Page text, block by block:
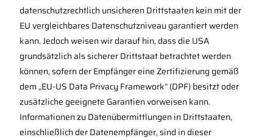
datenschutzrechtlich unsicheren Drittstaaten kein mit der
EU vergleichbares Datenschutzniveau garantiert werden
kann. Jedoch weisen wir darauf hin, dass die USA
grundsätzlich als sicherer Drittstaat betrachtet werden
können, sofern der Empfänger eine Zertifizierung gemäß
dem „EU-US Data Privacy Framework“ (DPF) besitzt oder
zusätzliche geeignete Garantien vorweisen kann.
Informationen zu Datenübermittlungen in Drittstaaten,
einschließlich der Datenempfänger, sind in dieser